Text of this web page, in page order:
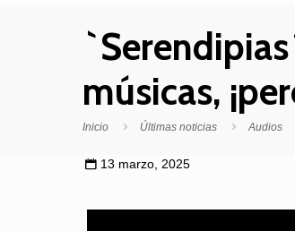
músicas,
Inicio Últimas noticias Audios
13 marzo, 2025